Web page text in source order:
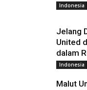
Indonesia
Jelang
United
dalam
Indonesia
Malut